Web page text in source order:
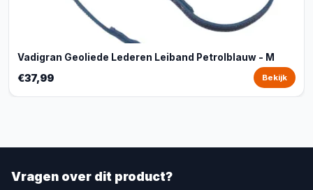
Vadigran Geoliede Lederen Leiband Petrolblauw - M
€37,99 Bekijk
Vragen over dit product?